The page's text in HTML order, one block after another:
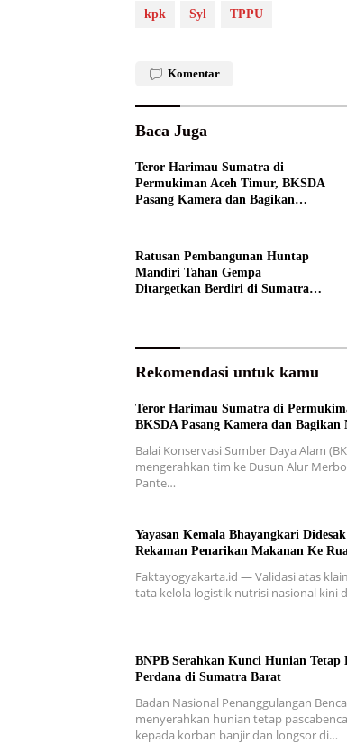
kpk Syl TPPU
Komentar
Baca Juga
Teror Harimau Sumatra di
Permukiman Aceh Timur, BKSDA
Pasang Kamera dan Bagikan
Ratusan Pembangunan Huntap
Mandiri Tahan Gempa
Ditargetkan Berdiri di Sumatra
Rekomendasi untuk kamu
Teror Harimau Sumatra di
BKSDA Pasang Kamera dan Bagikan
Balai Konservasi Sumber Daya Alam
mengerahkan tim ke Dusun Alur
Pante…
Yayasan Kemala Bhayangkari
Rekaman Penarikan Makanan Ke
Faktayogyakarta.id — Validasi atas
tata kelola logistik nutrisi nasional kini
BNPB Serahkan Kunci Hunian Tetap
Perdana di Sumatra Barat
Badan Nasional Penanggulangan
menyerahkan hunian tetap
kepada korban banjir dan longsor di…